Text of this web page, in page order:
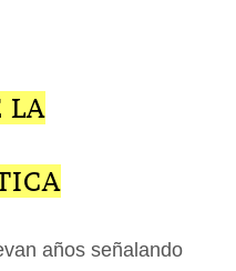
LA
años señalando